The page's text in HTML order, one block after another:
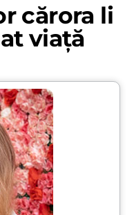
cărora li
viață